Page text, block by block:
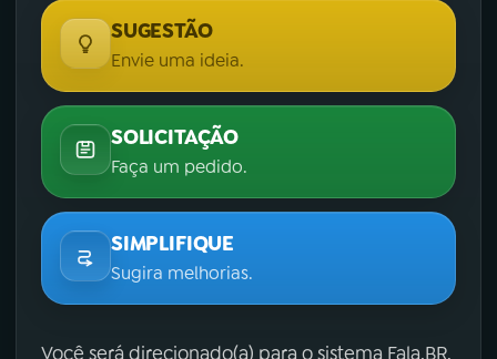
SUGESTÃO
Envie uma ideia.
SOLICITAÇÃO
Faça um pedido.
SIMPLIFIQUE
Sugira melhorias.
Você será direcionado(a) para o sistema Fala.BR,